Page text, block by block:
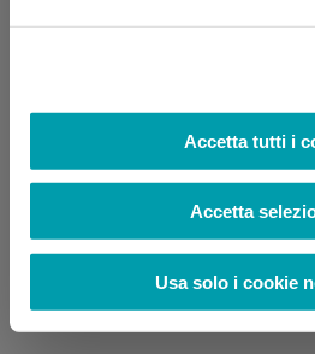
Accetta tutti i
Accetta
Usa solo i cookie